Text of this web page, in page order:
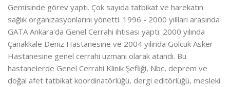
Gemisinde görev yaptı. Çok sayıda tatbikat ve harekatın
sağlık organizasyonlarını yönetti. 1996 - 2000 yıllları arasında
GATA Ankara'da Genel Cerrahi ihtisası yaptı. 2000 yılında
Çanakkale Deniz Hastanesine ve 2004 yılında Gölcük Asker
Hastanesine genel cerrahi uzmanı olarak atandı. Bu
hastanelerde Genel Cerrahi Klinik Şefliği, Nbc, deprem ve
doğal afet tatbikat koordinatörlüğü, dergi editörlüğü, mesleki